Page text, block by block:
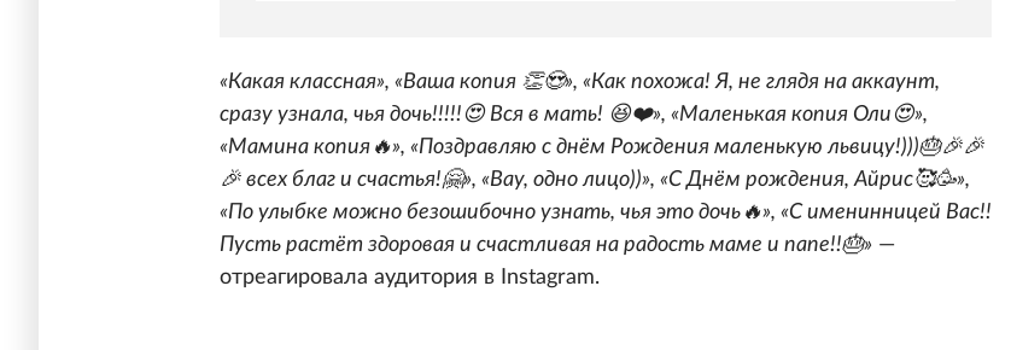
«Какая классная», «Ваша копия 👏😍», «Как похожа! Я, не глядя на аккаунт,
сразу узнала, чья дочь!!!!!😍 Вся в мать! 😆❤️», «Маленькая копия Оли😍»,
«Мамина копия🔥», «Поздравляю с днём Рождения маленькую львицу!)))🎂🎉🎉
🎉 всех благ и счастья!🤗», «Вау, одно лицо))», «С Днём рождения, Айрис🥰🥳»,
«По улыбке можно безошибочно узнать, чья это дочь🔥», «С именинницей Вас!!
Пусть растёт здоровая и счастливая на радость маме и папе!!🎂» —
отреагировала аудитория в Instagram.